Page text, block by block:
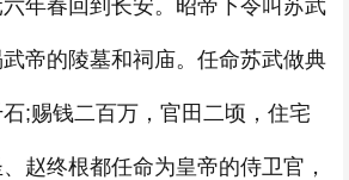
年春回到长安。昭帝下令叫苏武
帝的陵墓和祠庙。任命苏武做典
;赐钱二百万，官田二顷，住宅
赵终根都任命为皇帝的侍卫官，